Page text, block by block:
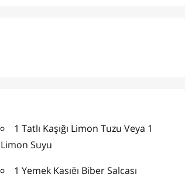
1 Tatlı Kaşığı Limon Tuzu Veya 1
Limon Suyu
1 Yemek Kaşığı Biber Salçası